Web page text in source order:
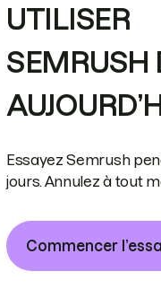
UTILISER
SEMRUSH
Essayez Semrush
jours. Annulez à tout
Commencer